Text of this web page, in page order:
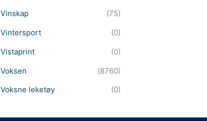
Vinskap
(75)
Vintersport
(0)
Vistaprint
(0)
Voksen
(8760)
Voksne leketøy
(0)